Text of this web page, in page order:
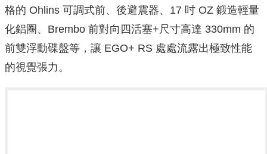
格的 Ohlins 可調式前、後避震器、17 吋 OZ 鍛造輕量
化鋁圈、Brembo 前對向四活塞+尺寸高達 330mm 的
前雙浮動碟盤等，讓 EGO+ RS 處處流露出極致性能
的視覺張力。